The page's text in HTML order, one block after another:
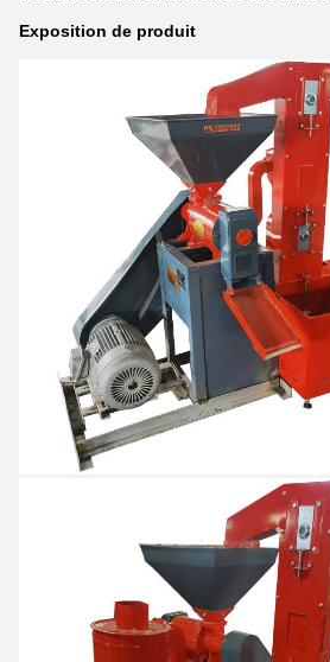
Exposition de produit